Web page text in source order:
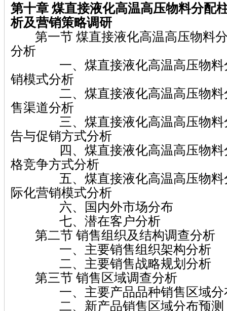
第十章 煤直接液化高温高压物料分配
析及营销策略调研
第一节 煤直接液化高温高压物料
分析
一、煤直接液化高温高压物料
销模式分析
二、煤直接液化高温高压物料
售渠道分析
三、煤直接液化高温高压物料
告与促销方式分析
四、煤直接液化高温高压物料
格竞争方式分析
五、煤直接液化高温高压物料
际化营销模式分析
六、国内外市场分布
七、潜在客户分析
第二节 销售组织及结构调查分析
一、主要销售组织架构分析
二、主要销售战略规划分析
第三节 销售区域调查分析
一、主要产品品种销售区域分
二、新产品销售区域分布预测